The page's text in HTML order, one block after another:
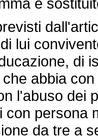
lui
di
abbia
l'abuso dei
con persona
da tre a